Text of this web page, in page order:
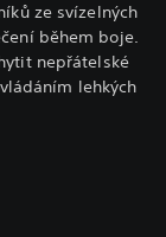
ze svízelných
během boje.
nepřátelské
lehkých